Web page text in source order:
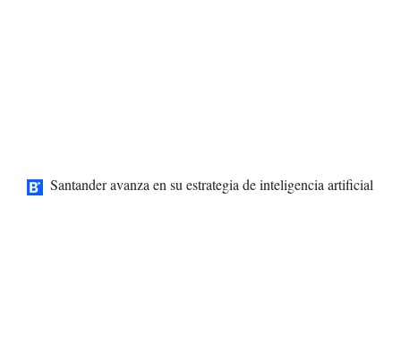
Santander avanza en su estrategia de inteligencia artificial